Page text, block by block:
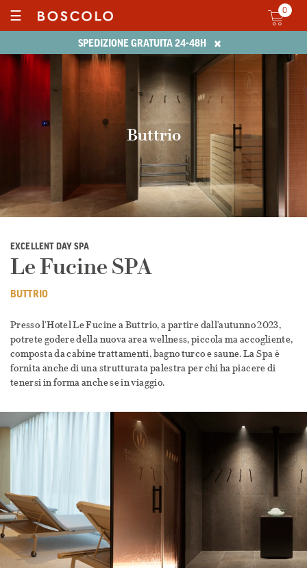
SPEDIZIONE GRATUITA 24-48H ×
☰ 0
Buttrio
EXCELLENT DAY SPA
Le Fucine SPA
BUTTRIO
Presso l'Hotel Le Fucine a Buttrio, a partire dall'autunno 2023,
potrete godere della nuova area wellness, piccola ma accogliente,
composta da cabine trattamenti, bagno turco e saune. La Spa è
fornita anche di una strutturata palestra per chi ha piacere di
tenersi in forma anche se in viaggio.